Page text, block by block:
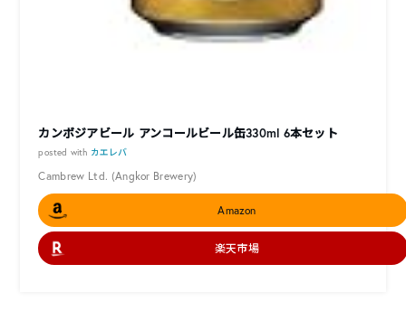
カンボジアビール アンコールビール缶330ml 6本セット
posted with カエレバ
Cambrew Ltd. (Angkor Brewery)
Amazon
楽天市場